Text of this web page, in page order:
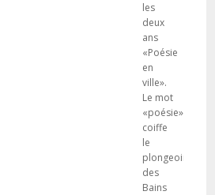
les
deux
ans
«Poésie
en
ville».
Le mot
«poésie»
coiffe
le
plongeoir
des
Bains